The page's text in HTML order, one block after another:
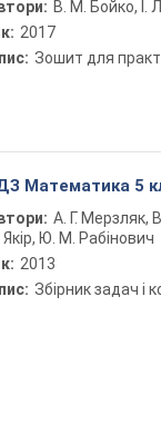
В. М. Бойко, І.
2017
Зошит для
Математика 5
А. Г. Мерзляк,
Якір, Ю. М. Рабінович
2013
Збірник задач і